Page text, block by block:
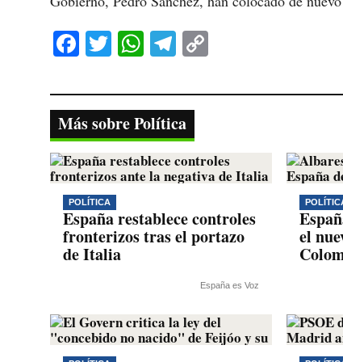
Fa
bo
ok
T
tte
r
W
ts
A
pp
Te
gr
a
m
y
nk
Más sobre Política
POLÍTICA
España restablece controles
fronterizos tras el portazo
de Italia
España es Voz
el